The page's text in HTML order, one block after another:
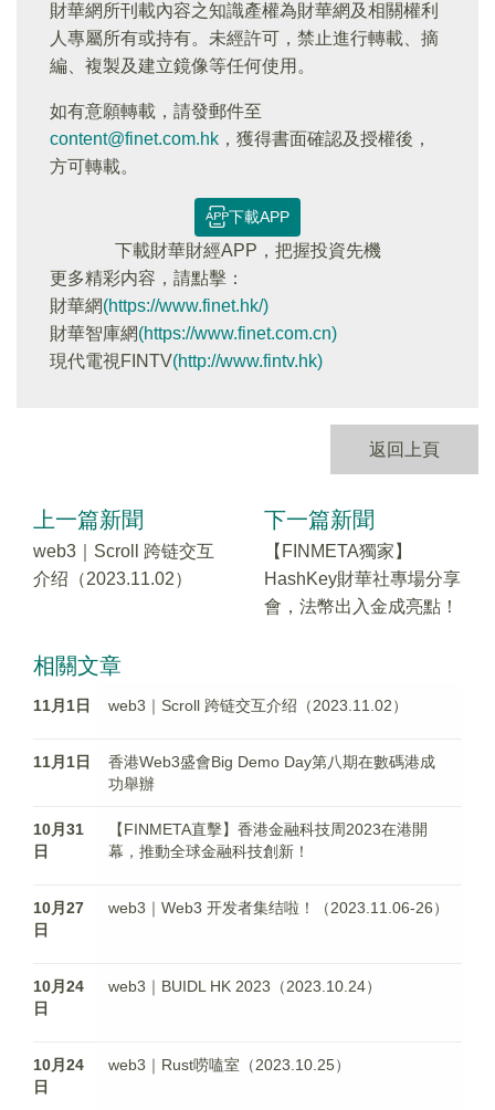
財華網所刊載內容之知識產權為財華網及相關權利
人專屬所有或持有。未經許可，禁止進行轉載、摘
編、複製及建立鏡像等任何使用。
如有意願轉載，請發郵件至
content@finet.com.hk ，獲得書面確認及授權後，
方可轉載。
下載APP
下載財華財經APP，把握投資先機
更多精彩内容，請點擊：
財華網(https://www.finet.hk/)
財華智庫網(https://www.finet.com.cn)
現代電視FINTV(http://www.fintv.hk)
返回上頁
上一篇新聞
web3｜Scroll 跨链交互
介绍（2023.11.02）
下一篇新聞
【FINMETA獨家】
HashKey財華社專場分享
會，法幣出入金成亮點！
相關文章
11月1日 web3｜Scroll 跨链交互介绍（2023.11.02）
11月1日
香港Web3盛會Big Demo Day第八期在數碼港成
功舉辦
10月31
日
【FINMETA直擊】香港金融科技周2023在港開
幕，推動全球金融科技創新！
10月27
日
web3｜Web3 开发者集结啦！（2023.11.06-26）
10月24
日
web3｜BUIDL HK 2023（2023.10.24）
10月24
日
web3｜Rust唠嗑室（2023.10.25）